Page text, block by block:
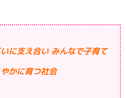
に支え合い みんなで子育て
かに育つ社会